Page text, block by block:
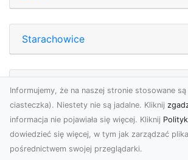
Starachowice
Starogard Gdański
Suwałki
Informujemy, że na naszej stronie stosowane
ciasteczka). Niestety nie są jadalne. Kliknij
informacja nie pojawiała się więcej. Kliknij
dowiedzieć się więcej, w tym jak zarządzać
pośrednictwem swojej przeglądarki.